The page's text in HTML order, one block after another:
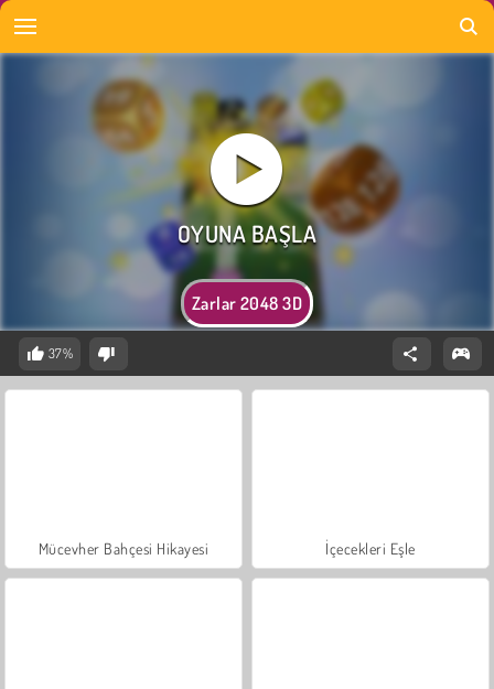
Zarlar 2048 3D
37%
Mücevher Bahçesi Hikayesi İçecekleri Eşle